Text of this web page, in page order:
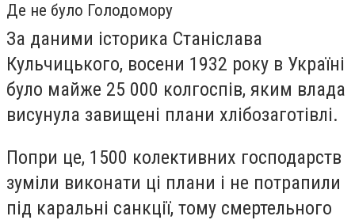
Де не було Голодомору
За даними історика Станіслава
Кульчицького, восени 1932 року в Україні
було майже 25 000 колгоспів, яким влада
висунула завищені плани хлібозаготівлі.
Попри це, 1500 колективних господарств
зуміли виконати ці плани і не потрапили
під каральні санкції, тому смертельного